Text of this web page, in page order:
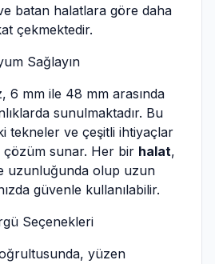
batan halatlara göre daha
çekmektedir.
Sağlayın
6 mm ile 48 mm arasında
sunulmaktadır. Bu
tekneler ve çeşitli ihtiyaçlar
çözüm sunar. Her bir halat,
uzunluğunda olup uzun
güvenle kullanılabilir.
Seçenekleri
yüzen